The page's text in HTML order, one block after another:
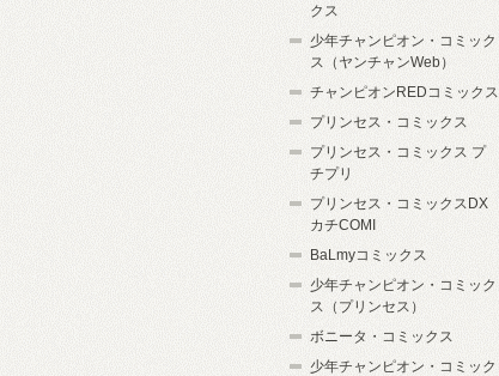
クス
少年チャンピオン・コミック
ス（ヤンチャンWeb）
チャンピオンREDコミックス
プリンセス・コミックス
プリンセス・コミックス プ
チプリ
プリンセス・コミックスDX
カチCOMI
BaLmyコミックス
少年チャンピオン・コミック
ス（プリンセス）
ボニータ・コミックス
少年チャンピオン・コミック